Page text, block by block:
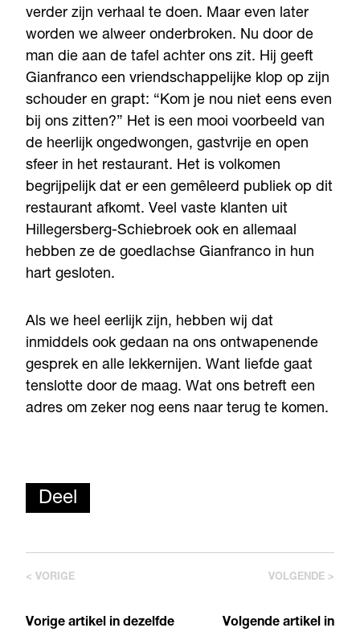
verder zijn verhaal te doen. Maar even later
worden we alweer onderbroken. Nu door de
man die aan de tafel achter ons zit. Hij geeft
Gianfranco een vriendschappelijke klop op zijn
schouder en grapt: “Kom je nou niet eens even
bij ons zitten?” Het is een mooi voorbeeld van
de heerlijk ongedwongen, gastvrije en open
sfeer in het restaurant. Het is volkomen
begrijpelijk dat er een gemêleerd publiek op dit
restaurant afkomt. Veel vaste klanten uit
Hillegersberg-Schiebroek ook en allemaal
hebben ze de goedlachse Gianfranco in hun
hart gesloten.
Als we heel eerlijk zijn, hebben wij dat
inmiddels ook gedaan na ons ontwapenende
gesprek en alle lekkernijen. Want liefde gaat
tenslotte door de maag. Wat ons betreft een
adres om zeker nog eens naar terug te komen.
Deel
< VORIGE
Vorige artikel in dezelfde
VOLGENDE >
Volgende artikel in